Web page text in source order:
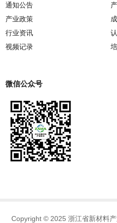
通知公告
产业政策
行业资讯
视频记录
微信公众号
Copyright © 2025 浙江省新材料